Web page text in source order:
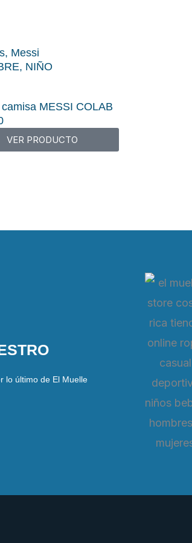
, Messi
, NIÑO
MESSI COLAB
VER PRODUCTO
lo último de El Muelle